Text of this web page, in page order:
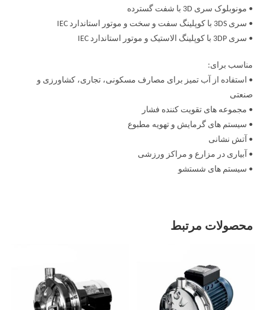
• مونوبلوک سری 3D با شفت گسترده
• سری 3DS با کوپلینگ سفت و سخت و موتور استاندارد IEC
• سری 3DP با کوپلینگ الاستیک و موتور استاندارد IEC
مناسب برای:
• استفاده از آب تمیز برای مصارف مسکونی، تجاری، کشاورزی و
صنعتی
• مجموعه های تقویت کننده فشار
• سیستم های گرمایش و تهویه مطبوع
• آتش نشانی
• آبیاری در مزارع و مراکز ورزشی
• سیستم های شستشو
محصولات مرتبط